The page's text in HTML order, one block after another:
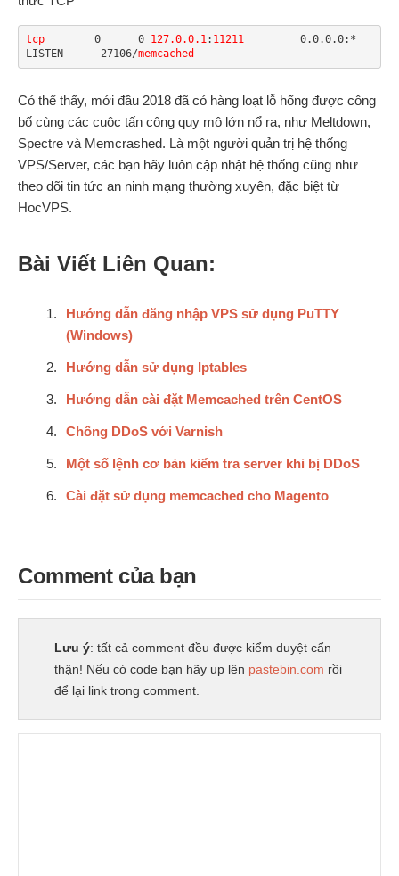
tcp
        0      0
127.0.0.1: 11211
         0.0.0.0:*
LISTEN      27106/memcached
Có thể thấy, mới đầu 2018 đã có hàng loạt lỗ hổng được công
bố cùng các cuộc tấn công quy mô lớn nổ ra, như Meltdown,
Spectre và Memcrashed. Là một người quản trị hệ thống
VPS/Server, các bạn hãy luôn cập nhật hệ thống cũng như
theo dõi tin tức an ninh mạng thường xuyên, đặc biệt từ
HocVPS.
Bài Viết Liên Quan:
Hướng dẫn đăng nhập VPS sử dụng PuTTY
(Windows)
Hướng dẫn sử dụng Iptables
Hướng dẫn cài đặt Memcached trên CentOS
Chống DDoS với Varnish
Một số lệnh cơ bản kiểm tra server khi bị DDoS
Cài đặt sử dụng memcached cho Magento
Comment của bạn
Lưu ý: tất cả comment đều được kiểm duyệt cẩn
thận! Nếu có code bạn hãy up lên pastebin.com rồi
để lại link trong comment.